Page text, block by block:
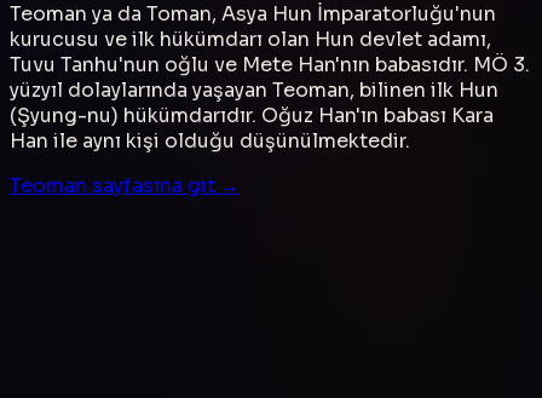
Teoman ya da Toman, Asya Hun İmparatorluğu'nun
kurucusu ve ilk hükümdarı olan Hun devlet adamı,
Tuvu Tanhu'nun oğlu ve Mete Han'nın babasıdır. MÖ 3.
yüzyıl dolaylarında yaşayan Teoman, bilinen ilk Hun
(Şyung-nu) hükümdarıdır. Oğuz Han'ın babası Kara
Han ile aynı kişi olduğu düşünülmektedir.
Teoman sayfasına git →